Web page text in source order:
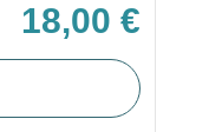
18,00 €